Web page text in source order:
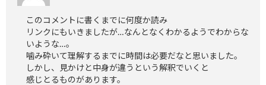
このコメントに書くまでに何度か読み
リンクにもいきましたが…なんとなくわかるようでわからな
いような…。
噛み砕いて理解するまでに時間は必要だなと思いました。
しかし、見かけと中身が違うという解釈でいくと
感じとるものがあります。